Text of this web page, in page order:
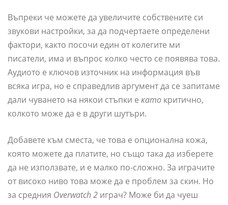
Въпреки че можете да увеличите собствените си
звукови настройки, за да подчертаете определени
фактори, както посочи един от колегите ми
писатели, има и въпрос колко често се появява това.
Аудиото е ключов източник на информация във
всяка игра, но е справедлив аргумент да се запитаме
дали чуването на някои стъпки е като критично,
колкото може да е в други шутъри.
Добавете към сместа, че това е опционална кожа,
която можете да платите, но също така да изберете
да не използвате, и е малко по-сложно. За играчите
от високо ниво това може да е проблем за скин. Но
за средния Overwatch 2 играч? Може би да чуеш